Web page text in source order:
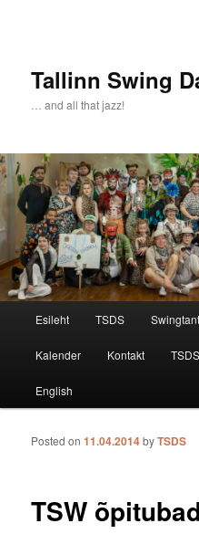
Tallinn Swing
… and all that jazz!
Skip to primary content
Skip to secondary content
Esileht TSDS
Kalender Kontakt
English
TSW
Posted on11.04.2014byTSDS